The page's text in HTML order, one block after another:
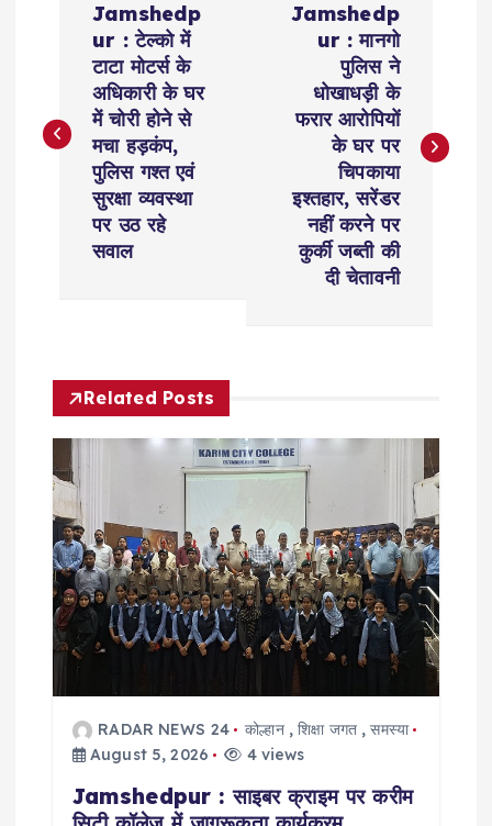
t
g
a
t
o
n
Jamshedp
ur : टेल्को में
टाटा मोटर्स के
अधिकारी के घर
में चोरी होने से
मचा हड़कंप,
पुलिस गश्त एवं
सुरक्षा व्यवस्था
पर उठ रहे
सवाल
Jamshedp
ur : मानगो
पुलिस ने
धोखाधड़ी के
फरार आरोपियों
के घर पर
चिपकाया
इश्तहार, सरेंडर
नहीं करने पर
कुर्की जब्ती की
दी चेतावनी
Related Posts
RADAR NEWS 24 कोल्हान,शिक्षा जगत,समस्या
August 5, 2026
4 views
Jamshedpur : साइबर क्राइम पर करीम